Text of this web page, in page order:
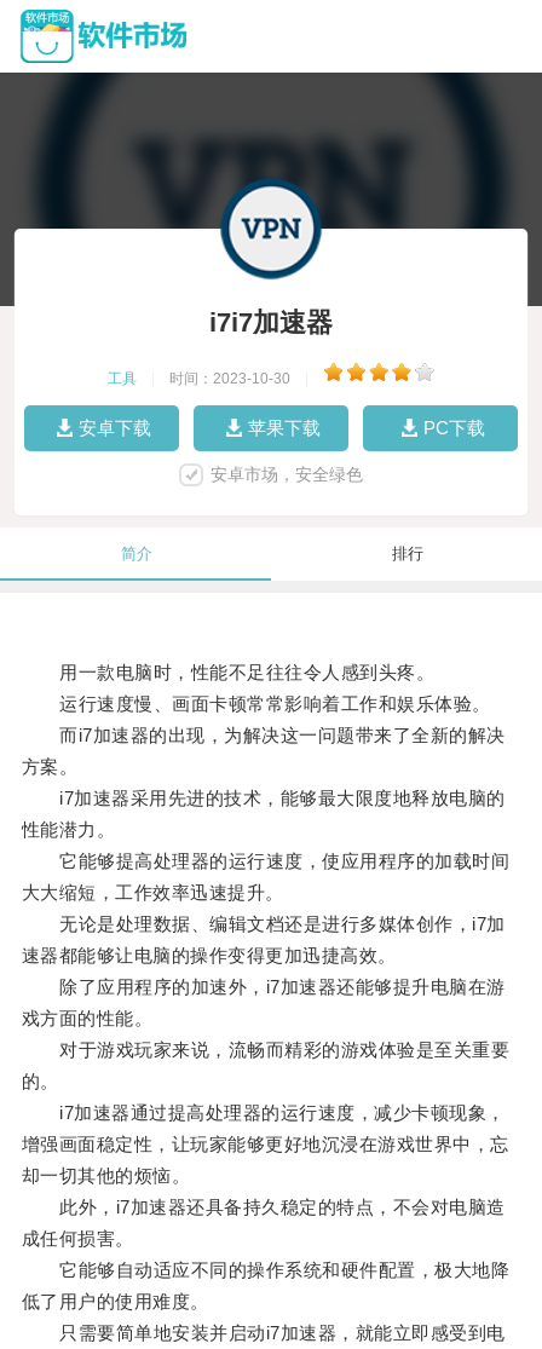
i7i7加速器
工具 时间：2023-10-30
安卓下载 苹果下载 PC下载
安卓市场，安全绿色
简介 排行
用一款电脑时，性能不足往往令人感到头疼。
运行速度慢、画面卡顿常常影响着工作和娱乐体验。
而i7加速器的出现，为解决这一问题带来了全新的解决
方案。
i7加速器采用先进的技术，能够最大限度地释放电脑的
性能潜力。
它能够提高处理器的运行速度，使应用程序的加载时间
大大缩短，工作效率迅速提升。
无论是处理数据、编辑文档还是进行多媒体创作，i7加
速器都能够让电脑的操作变得更加迅捷高效。
除了应用程序的加速外，i7加速器还能够提升电脑在游
戏方面的性能。
对于游戏玩家来说，流畅而精彩的游戏体验是至关重要
的。
i7加速器通过提高处理器的运行速度，减少卡顿现象，
增强画面稳定性，让玩家能够更好地沉浸在游戏世界中，忘
却一切其他的烦恼。
此外，i7加速器还具备持久稳定的特点，不会对电脑造
成任何损害。
它能够自动适应不同的操作系统和硬件配置，极大地降
低了用户的使用难度。
只需要简单地安装并启动i7加速器，就能立即感受到电